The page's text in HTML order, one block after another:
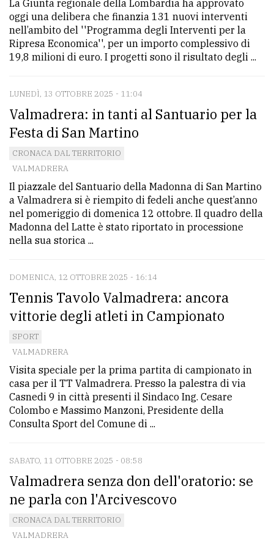
LE
ALTRE
TESTATE
PRIVACY
policy
Cookie
policy
La Giunta regionale della Lombardia ha approvato
oggi una delibera che finanzia 131 nuovi interventi
nell’ambito del ''Programma degli Interventi per la
Ripresa Economica'', per un importo complessivo di
19,8 milioni di euro. I progetti sono il risultato degli ...
LUNEDÌ, 13 OTTOBRE 2025 - 11:04
Valmadrera: in tanti al Santuario per la
Festa di San Martino
CRONACA DAL TERRITORIO
VALMADRERA
Il piazzale del Santuario della Madonna di San Martino
a Valmadrera si è riempito di fedeli anche quest’anno
nel pomeriggio di domenica 12 ottobre. Il quadro della
Madonna del Latte è stato riportato in processione
nella sua storica ...
DOMENICA, 12 OTTOBRE 2025 - 16:14
Tennis Tavolo Valmadrera: ancora
vittorie degli atleti in Campionato
SPORT
VALMADRERA
Visita speciale per la prima partita di campionato in
casa per il TT Valmadrera. Presso la palestra di via
Casnedi 9 in città presenti il Sindaco Ing. Cesare
Colombo e Massimo Manzoni, Presidente della
Consulta Sport del Comune di ...
SABATO, 11 OTTOBRE 2025 - 08:58
Valmadrera senza don dell'oratorio: se
ne parla con l'Arcivescovo
CRONACA DAL TERRITORIO
VALMADRERA